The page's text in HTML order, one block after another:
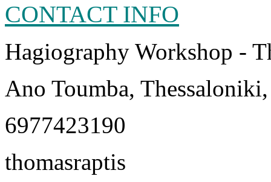
CONTACT INFO
Hagiography Workshop -
Ano Toumba, Thessaloniki,
6977423190
thomasraptis